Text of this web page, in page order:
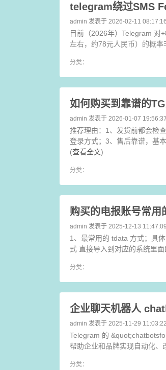
telegram绕过SMS
admin 发表于 2026-02-11 08:17:16
目前（2026年）Telegram 对
左右，约78元人民币）的概
分类：
如何购买到靠谱的TG
admin 发表于 2026-01-07 19:56:37
推荐理由：1、发货前都会检
登录方式；3、售后靠谱，基
(查看全文)
分类：
购买的电报账号常用
admin 发表于 2025-12-13 11:47:09
1、最常用的 tdata 方式；具
式 直接导入到对应的系统里
分类：
企业聊天机器人
admin 发表于 2025-11-29 11:03:22
Telegram 的
帮助企业和品牌实现自动化、
分类：